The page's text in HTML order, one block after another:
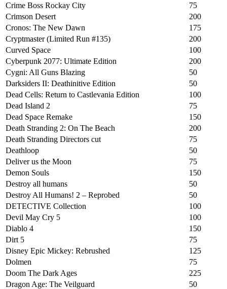
Crime Boss Rockay City
75
Crimson Desert
200
Cronos: The New Dawn
175
Cryptmaster (Limited Run #135)
200
Curved Space
100
Cyberpunk 2077: Ultimate Edition
200
Cygni: All Guns Blazing
50
Darksiders II: Deathinitive Edition
50
Dead Cells: Return to Castlevania Edition
100
Dead Island 2
75
Dead Space Remake
150
Death Stranding 2: On The Beach
200
Death Stranding Directors cut
75
Deathloop
50
Deliver us the Moon
75
Demon Souls
150
Destroy all humans
50
Destroy All Humans! 2 – Reprobed
50
DETECTIVE Collection
100
Devil May Cry 5
100
Diablo 4
150
Dirt 5
75
Disney Epic Mickey: Rebrushed
125
Dolmen
75
Doom The Dark Ages
225
Dragon Age: The Veilguard
50